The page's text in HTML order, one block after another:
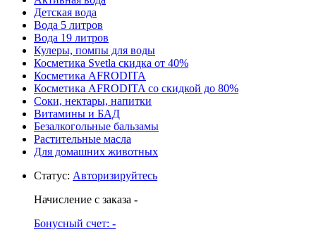
Детская вода
Вода 5 литров
Вода 19 литров
Кулеры, помпы для воды
Косметика Svetla скидка от 40%
Косметика AFRODITA
Косметика AFRODITA со скидкой до 80%
Соки, нектары, напитки
Витамины и БАД
Безалкогольные бальзамы
Растительные масла
Для домашних животных
Статус: Авторизируйтесь
Начисление с заказа -
Бонусный счет: -